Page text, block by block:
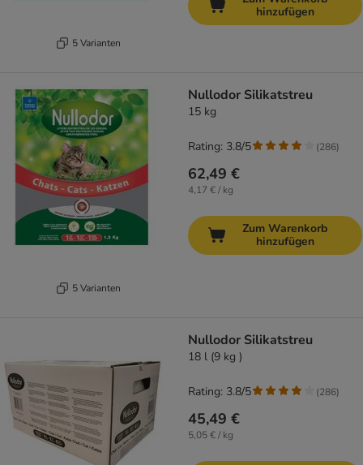
5 Varianten
hinzufügen
5 Varianten
Nullodor Silikatstreu
15 kg
62,49 €
4,17 € / kg
Rating: 3.8/5 (286)
Zum Warenkorb
hinzufügen
Nullodor Silikatstreu
18 l (9 kg )
45,49 €
5,05 € / kg
Rating: 3.8/5 (286)